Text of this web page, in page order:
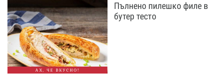
АХ, ЧЕ ВКУСНО!
Пълнено пилешко филе в
бутер тесто